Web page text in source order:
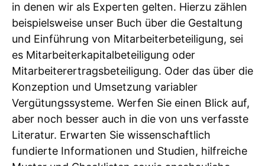
in denen wir als Experten gelten. Hierzu zählen
beispielsweise unser Buch über die Gestaltung
und Einführung von Mitarbeiterbeteiligung, sei
es Mitarbeiterkapitalbeteiligung oder
Mitarbeiterertragsbeteiligung. Oder das über die
Konzeption und Umsetzung variabler
Vergütungssysteme. Werfen Sie einen Blick auf,
aber noch besser auch in die von uns verfasste
Literatur. Erwarten Sie wissenschaftlich
fundierte Informationen und Studien, hilfreiche